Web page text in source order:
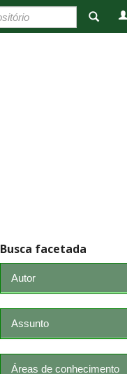
Busca facetada
Autor
Assunto
Áreas de conhecimento